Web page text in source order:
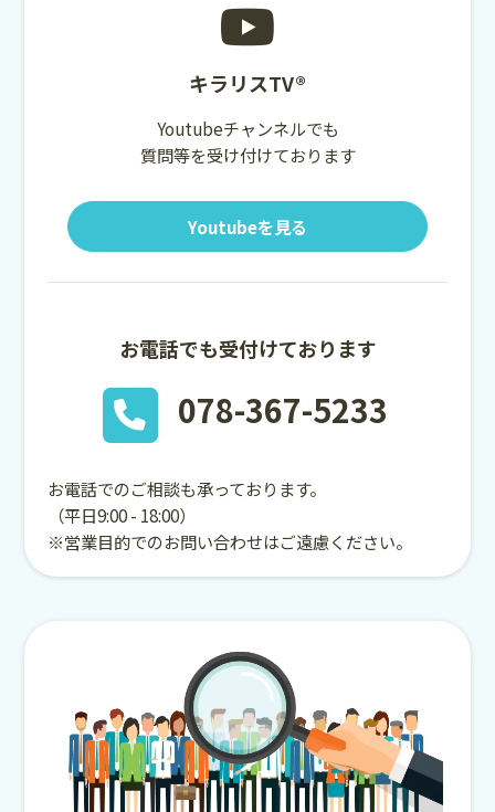
キラリスTV®
Youtubeチャンネルでも
質問等を受け付けております
Youtubeを見る
お電話でも受付けております
078-367-5233
お電話でのご相談も承っております。
（平日9:00 - 18:00）
※営業目的でのお問い合わせはご遠慮ください。